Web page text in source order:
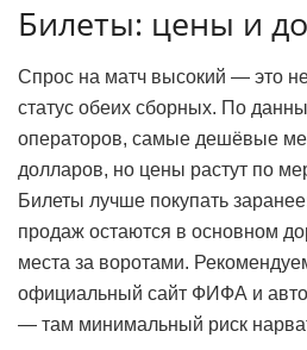
Билеты: цены и
Спрос на матч высокий — это
статус обеих сборных. По
операторов, самые дешёвые
долларов, но цены растут по
Билеты лучше покупать
продаж остаются в основном
места за воротами.
официальный сайт ФИФА и
— там минимальный риск